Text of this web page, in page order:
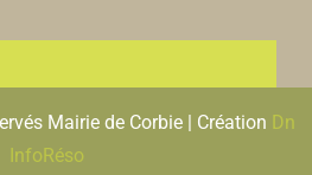
RGPDMairie de Corbie | Création Dn
InfoRéso